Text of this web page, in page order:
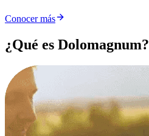
Conocer más
¿Qué es Dolomagnum?